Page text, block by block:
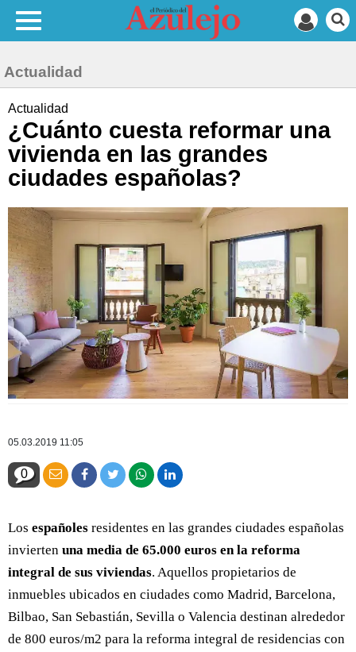
Actualidad
Actualidad
¿Cuánto cuesta reformar una
vivienda en las grandes
ciudades españolas?
05.03.2019 11:05
0
Los españoles residentes en las grandes ciudades españolas
invierten una media de 65.000 euros en la reforma
integral de sus viviendas. Aquellos propietarios de
inmuebles ubicados en ciudades como Madrid, Barcelona,
Bilbao, San Sebastián, Sevilla o Valencia destinan alrededor
de 800 euros/m2 para la reforma integral de residencias con